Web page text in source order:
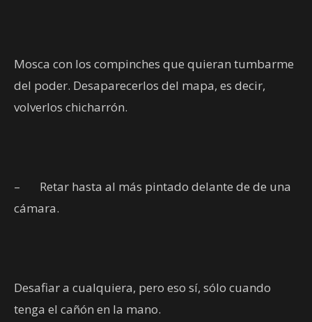
Mosca con los compinches que quieran tumbarme
del poder. Desaparecerlos del mapa, es decir,
volverlos chicharrón.
–
Retar hasta al más pintado delante de de una
cámara.
Desafiar a cualquiera, pero eso sí, sólo cuando
tenga el cañón en la mano.